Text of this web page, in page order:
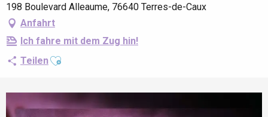
198 Boulevard Alleaume, 76640 Terres-de-Caux
Anfahrt
Ich fahre mit dem Zug hin!
TeilenAjouter aux favoris